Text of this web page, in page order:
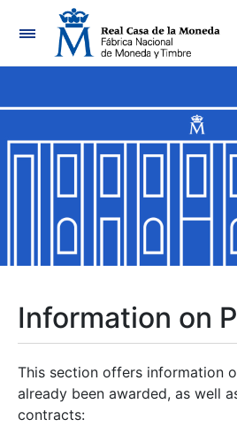
Navigation
Show/Hide
Show/Hide
Show/Hide
Information on
This section offers information
already been awarded, as well
contracts: